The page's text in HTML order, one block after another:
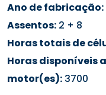
Ano de fabricação:
Assentos: 2 + 8
Horas totais de
Horas disponíveis
motor(es): 3700